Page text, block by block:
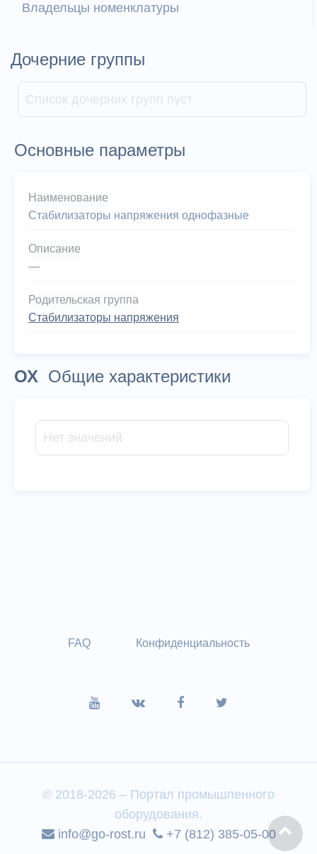
Владельцы номенклатуры
Дочерние группы
Список дочерних групп пуст
Основные параметры
Наименование
Стабилизаторы напряжения однофазные
Описание
—
Родительская группа
Стабилизаторы напряжения
ОХ Общие характеристики
Нет значений
FAQ Конфиденциальность
© 2018-2026 – Портал промышленного
оборудования.
info@go-rost.ru
+7 (812) 385-05-00